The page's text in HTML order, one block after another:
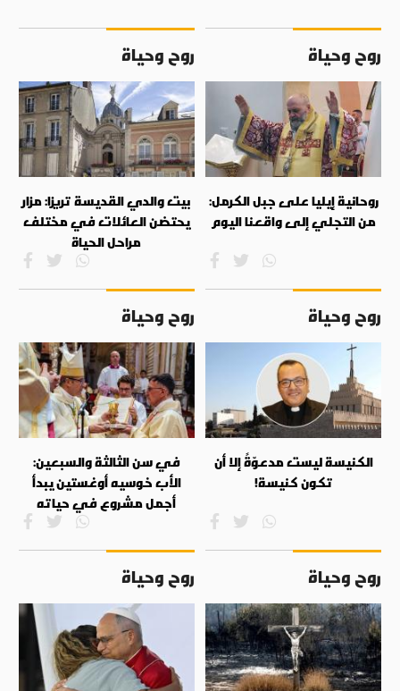
روح وحياة
روحانية إيليا على جبل الكرمل:
من التجلي إلى واقعنا اليوم
روح وحياة
بيت والدي القديسة تريزا: مزار
يحتضن العائلات في مختلف
مراحل الحياة
روح وحياة
الكنيسة ليست مدعوّةً إلا أن
تكون كنيسة!
روح وحياة
في سن الثالثة والسبعين:
الأب خوسيه أوغستين يبدأ
أجمل مشروع في حياته
روح وحياة روح وحياة